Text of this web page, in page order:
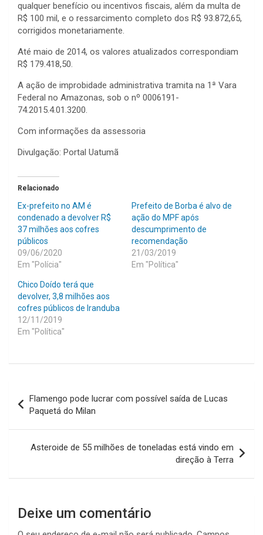
qualquer benefício ou incentivos fiscais, além da multa de
R$ 100 mil, e o ressarcimento completo dos R$ 93.872,65,
corrigidos monetariamente.
Até maio de 2014, os valores atualizados correspondiam
R$ 179.418,50.
A ação de improbidade administrativa tramita na 1ª Vara
Federal no Amazonas, sob o nº 0006191-
74.2015.4.01.3200.
Com informações da assessoria
Divulgação: Portal Uatumã
Relacionado
Ex-prefeito no AM é
condenado a devolver R$
37 milhões aos cofres
públicos
09/06/2020
Em "Polícia"
Prefeito de Borba é alvo de
ação do MPF após
descumprimento de
recomendação
21/03/2019
Em "Política"
Chico Doído terá que
devolver, 3,8 milhões aos
cofres públicos de Iranduba
12/11/2019
Em "Política"
de
Post
Flamengo pode lucrar com possível saída de Lucas
Paquetá do Milan
Asteroide de 55 milhões de toneladas está vindo em
direção à Terra
Deixe um comentário